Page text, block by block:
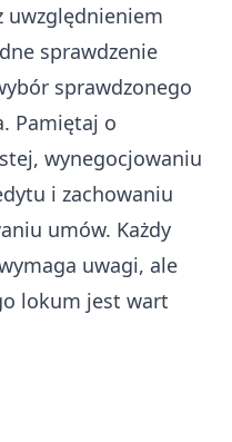
uwzględnieniem
sprawdzenie
sprawdzonego
Pamiętaj o
wynegocjowaniu
i zachowaniu
umów. Każdy
uwagi, ale
lokum jest wart